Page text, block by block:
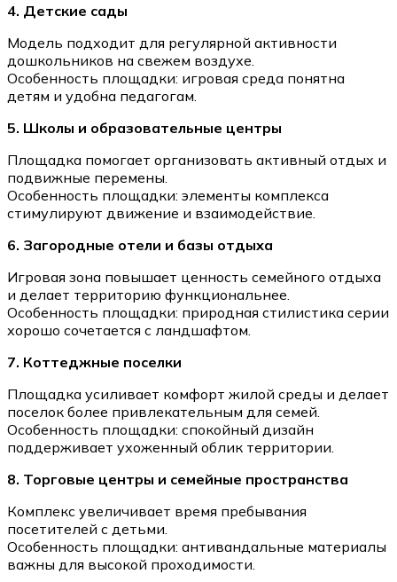
4. Детские сады
Модель подходит для регулярной активности
дошкольников на свежем воздухе.
Особенность площадки: игровая среда понятна
детям и удобна педагогам.
5. Школы и образовательные центры
Площадка помогает организовать активный отдых и
подвижные перемены.
Особенность площадки: элементы комплекса
стимулируют движение и взаимодействие.
6. Загородные отели и базы отдыха
Игровая зона повышает ценность семейного отдыха
и делает территорию функциональнее.
Особенность площадки: природная стилистика серии
хорошо сочетается с ландшафтом.
7. Коттеджные поселки
Площадка усиливает комфорт жилой среды и делает
поселок более привлекательным для семей.
Особенность площадки: спокойный дизайн
поддерживает ухоженный облик территории.
8. Торговые центры и семейные пространства
Комплекс увеличивает время пребывания
посетителей с детьми.
Особенность площадки: антивандальные материалы
важны для высокой проходимости.